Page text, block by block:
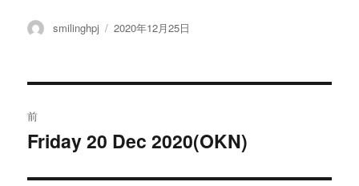
投
smilinghpj
投
2020年12月25日
稿
前
過
Friday 20 Dec 2020(OKN)